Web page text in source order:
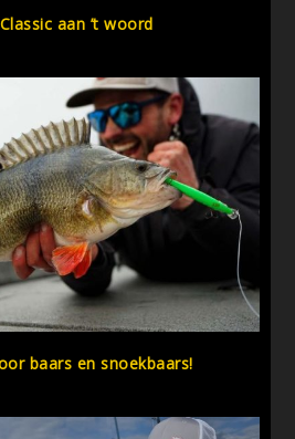
aan ’t woord
baars en snoekbaars!